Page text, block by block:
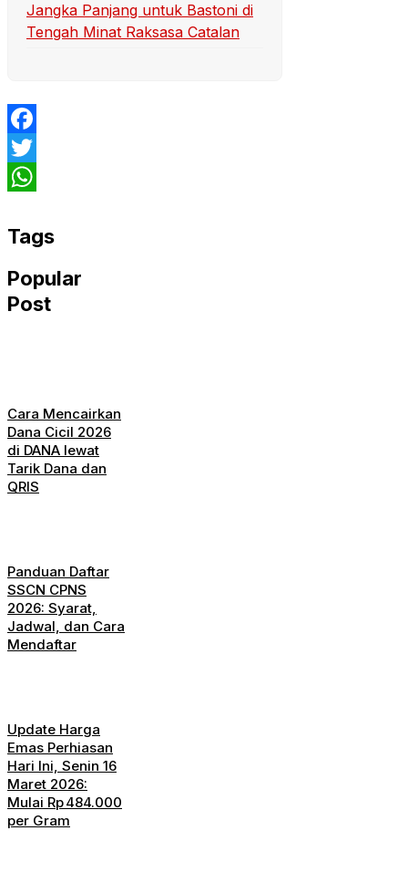
Jangka Panjang untuk Bastoni di
Tengah Minat Raksasa Catalan
Facebook
Twitter
Tags
Popular
Post
Cara Mencairkan
Dana Cicil 2026
di DANA lewat
Tarik Dana dan
QRIS
Panduan Daftar
SSCN CPNS
2026: Syarat,
Jadwal, dan Cara
Mendaftar
Update Harga
Emas Perhiasan
Hari Ini, Senin 16
Maret 2026:
Mulai Rp 484.000
per Gram